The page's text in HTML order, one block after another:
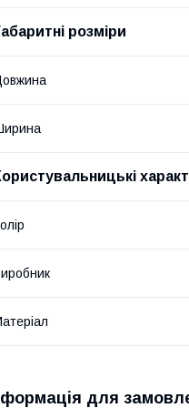
розміри
для